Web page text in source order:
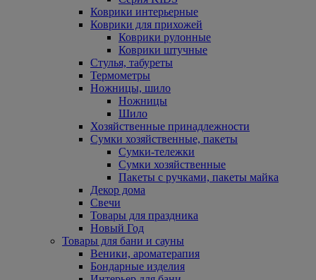
Коврики интерьерные
Коврики для прихожей
Коврики рулонные
Коврики штучные
Стулья, табуреты
Термометры
Ножницы, шило
Ножницы
Шило
Хозяйственные принадлежности
Сумки хозяйственные, пакеты
Сумки-тележки
Сумки хозяйственные
Пакеты с ручками, пакеты майка
Декор дома
Свечи
Товары для праздника
Новый Год
Товары для бани и сауны
Веники, ароматерапия
Бондарные изделия